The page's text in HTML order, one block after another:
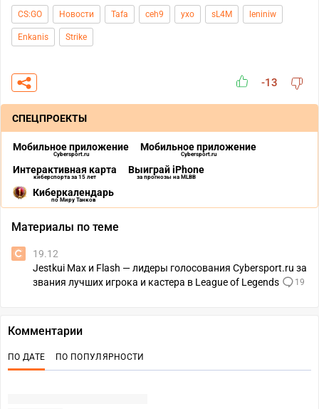
CS:GO Новости Tafa ceh9 yxo sL4M leniniw
Enkanis Strike
-13
СПЕЦПРОЕКТЫ
Мобильное приложение
Cybersport.ru
Мобильное приложение
Cybersport.ru
Интерактивная карта
киберспорта за 15 лет
Выиграй iPhone
за прогнозы на MLBB
Киберкалендарь
по Миру Танков
Материалы по теме
19.12
Jestkui Max и Flash — лидеры голосования Cybersport.ru за
звания лучших игрока и кастера в League of Legends
19
Комментарии
ПО ДАТЕ ПО ПОПУЛЯРНОСТИ